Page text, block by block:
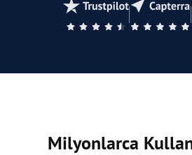
Milyonlarca